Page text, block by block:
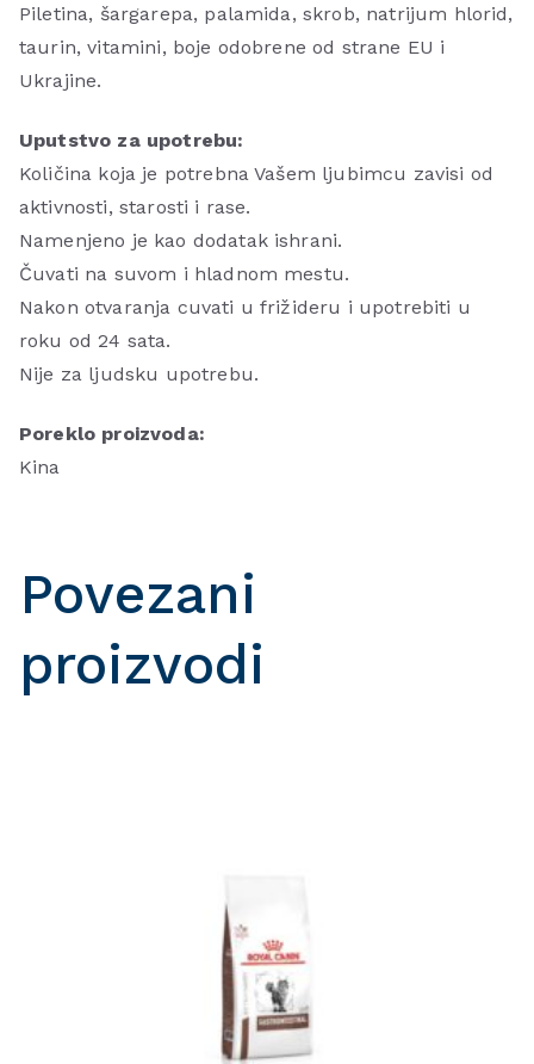
Piletina, šargarepa, palamida, skrob, natrijum hlorid,
taurin, vitamini, boje odobrene od strane EU i
Ukrajine.
Uputstvo za upotrebu:
Količina koja je potrebna Vašem ljubimcu zavisi od
aktivnosti, starosti i rase.
Namenjeno je kao dodatak ishrani.
Čuvati na suvom i hladnom mestu.
Nakon otvaranja cuvati u frižideru i upotrebiti u
roku od 24 sata.
Nije za ljudsku upotrebu.
Poreklo proizvoda:
Kina
Povezani
proizvodi